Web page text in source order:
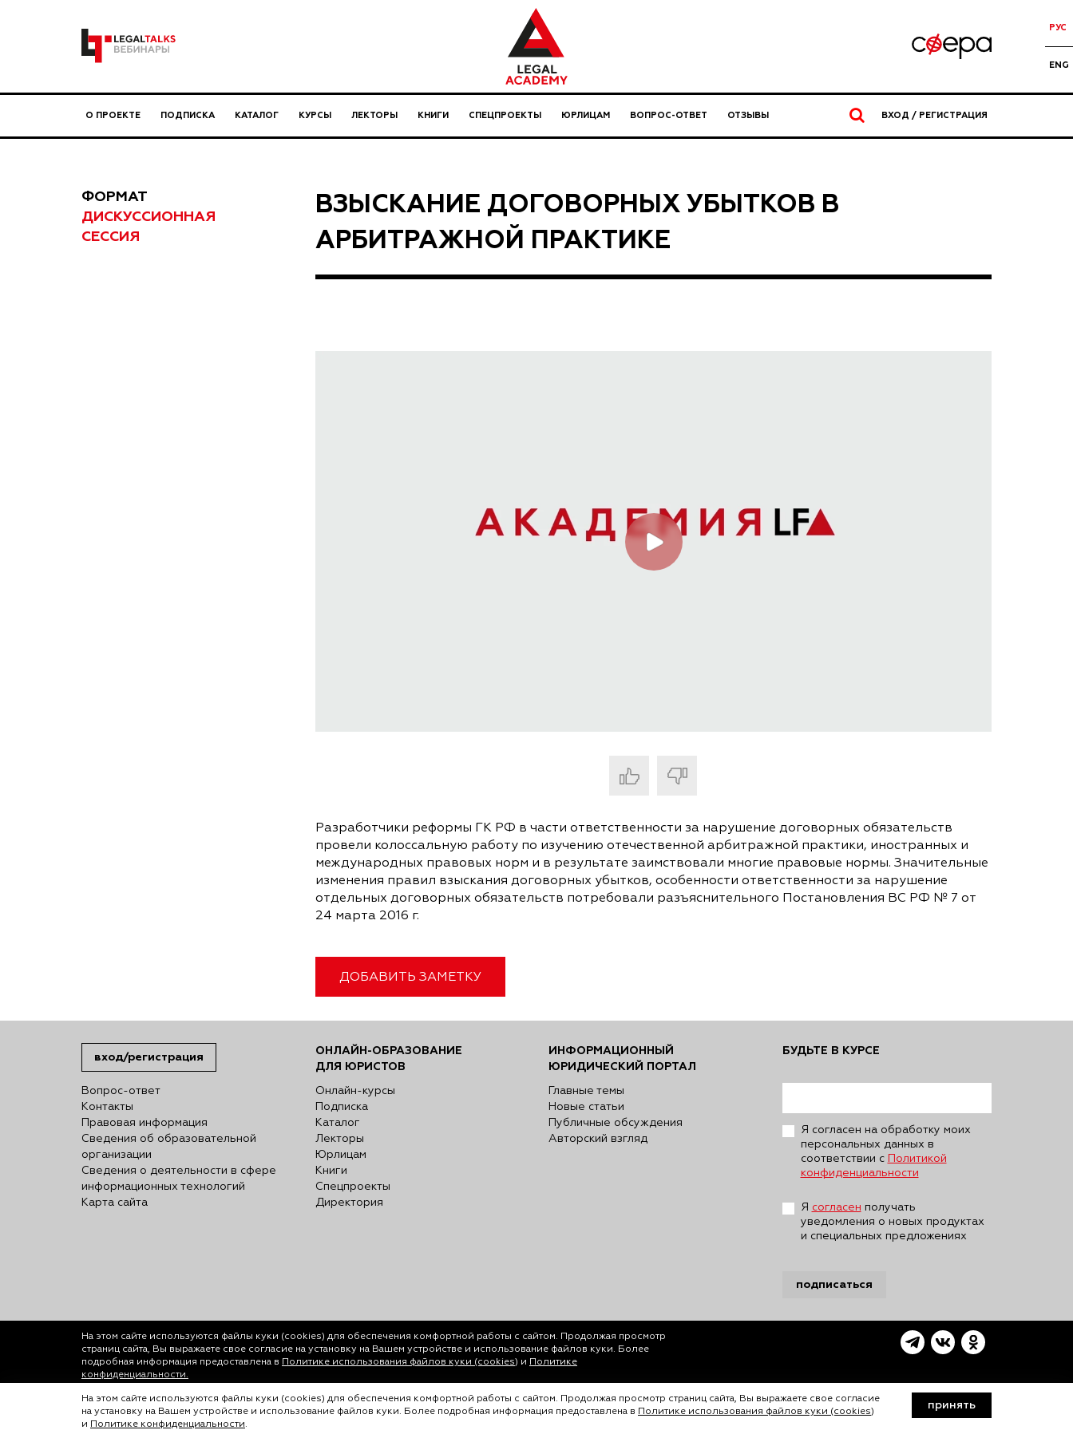
РУС
ENG
О ПРОЕКТЕ ПОДПИСКА КАТАЛОГ КУРСЫ ЛЕКТОРЫ КНИГИ СПЕЦПРОЕКТЫ ЮРЛИЦАМ ВОПРОС-ОТВЕТ ОТЗЫВЫ ВХОД / РЕГИСТРАЦИЯ
ФОРМАТ
ДИСКУССИОННАЯ
СЕССИЯ
ВЗЫСКАНИЕ ДОГОВОРНЫХ УБЫТКОВ В
АРБИТРАЖНОЙ ПРАКТИКЕ
Разработчики реформы ГК РФ в части ответственности за нарушение договорных обязательств
провели колоссальную работу по изучению отечественной арбитражной практики, иностранных и
международных правовых норм и в результате заимствовали многие правовые нормы. Значительные
изменения правил взыскания договорных убытков, особенности ответственности за нарушение
отдельных договорных обязательств потребовали разъяснительного Постановления ВС РФ № 7 от
24 марта 2016 г.
ДОБАВИТЬ ЗАМЕТКУ
вход/регистрация
Вопрос-ответ
Контакты
Правовая информация
Сведения об образовательной
организации
Сведения о деятельности в сфере
информационных технологий
Карта сайта
ОНЛАЙН-ОБРАЗОВАНИЕ
ДЛЯ ЮРИСТОВ
Онлайн-курсы
Подписка
Каталог
Лекторы
Юрлицам
Книги
Спецпроекты
Директория
ИНФОРМАЦИОННЫЙ
ЮРИДИЧЕСКИЙ ПОРТАЛ
Главные темы
Новые статьи
Публичные обсуждения
Авторский взгляд
БУДЬТЕ В КУРСЕ
Я согласен на обработку моих
персональных данных в
соответствии с Политикой
конфиденциальности
Я согласен получать
уведомления о новых продуктах
и специальных предложениях
подписаться
На этом сайте используются файлы куки (cookies) для обеспечения комфортной работы с сайтом. Продолжая просмотр
страниц сайта, Вы выражаете свое согласие на установку на Вашем устройстве и использование файлов куки. Более
подробная информация предоставлена в Политике использования файлов куки (cookies) и Политике
конфиденциальности.
© ООО «Лигал Академия» 2016-2026.
Любое использование объектов сайта допускается только с согласия ООО «Лигал Академия».
На этом сайте используются файлы куки (cookies) для обеспечения комфортной работы с сайтом. Продолжая просмотр страниц сайта, Вы выражаете свое согласие
на установку на Вашем устройстве и использование файлов куки. Более подробная информация предоставлена в Политике использования файлов куки (cookies)
и Политике конфиденциальности.
принять